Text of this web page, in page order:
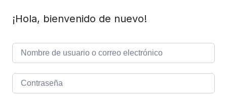
¡Hola, bienvenido de nuevo!